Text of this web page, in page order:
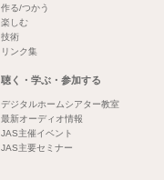
作る/つかう
楽しむ
技術
リンク集
聴く・学ぶ・参加する
デジタルホームシアター教室
最新オーディオ情報
JAS主催イベント
JAS主要セミナー